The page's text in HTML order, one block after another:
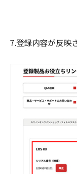
7.登録内容が反映